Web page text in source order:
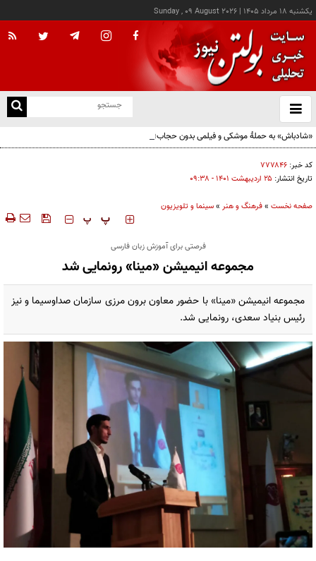
يکشنبه ۱۸ مرداد ۱۴۰۵ |
Sunday , 09 August 2026
باز
و
«شادباش» به حملۀ موشکی و فیلمی بدون حجاب؛ روایت تناقض‌های محسن قرایی
کد خبر: ۷۷۷۸۴۶
تاریخ انتشار: ۲۵ ارديبهشت ۱۴۰۱ - ۰۹:۳۸
صفحه نخست »فرهنگ و هنر »سینما و تلویزیون
‍‍‍ پ پ
فرصتی برای آموزش زبان فارسی
مجموعه انیمیشن «مینا» رونمایی شد
مجموعه انیمیشن «مینا» با حضور معاون برون مرزی سازمان صداوسیما و نیز
رئیس بنیاد سعدی، رونمایی شد.